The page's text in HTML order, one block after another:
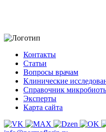
Контакты
Статьи
Вопросы врачам
Клинические
Справочник
Эксперты
Карта сайта